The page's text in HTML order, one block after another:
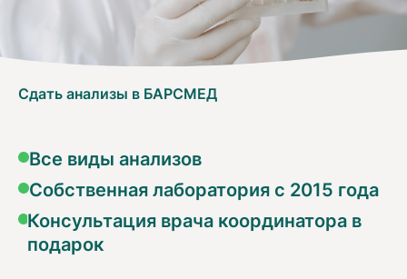
Сдать анализы в БАРСМЕД
Все виды анализов
Собственная лаборатория с 2015 года
Консультация врача координатора в
подарок